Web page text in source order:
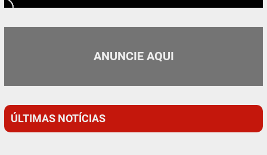
ANUNCIE AQUI
ÚLTIMAS NOTÍCIAS